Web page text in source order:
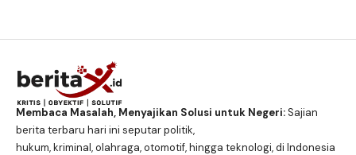
Membaca Masalah, Menyajikan Solusi untuk Negeri:Sajian
berita terbaru hari ini seputar politik,
hukum, kriminal, olahraga, otomotif, hingga teknologi, di Indonesia